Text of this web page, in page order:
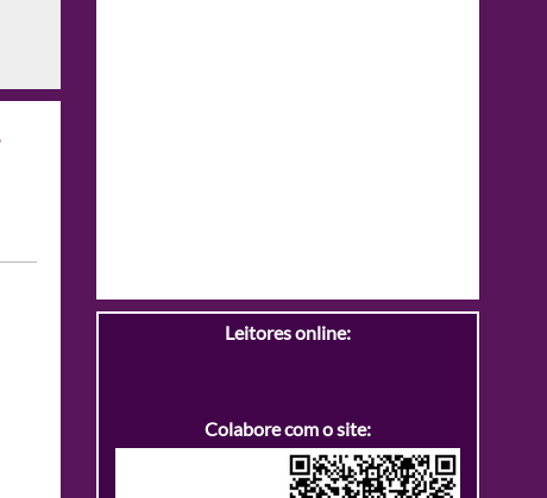
Leitores online:
Colabore com o site: